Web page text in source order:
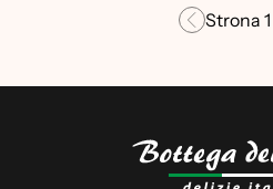
Strona 1